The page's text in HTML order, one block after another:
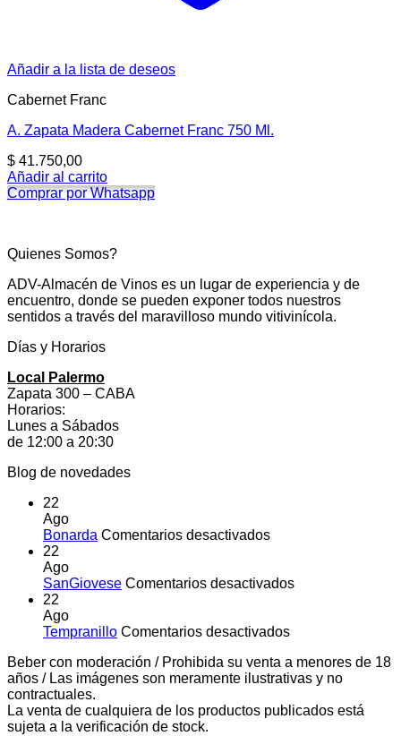
Añadir a la lista de deseos
Cabernet Franc
A. Zapata Madera Cabernet Franc 750 Ml.
$ 41.750,00
Añadir al carrito
Comprar por Whatsapp
Quienes Somos?
ADV-Almacén de Vinos es un lugar de experiencia y de
encuentro, donde se pueden exponer todos nuestros
sentidos a través del maravilloso mundo vitivinícola.
Días y Horarios
Local Palermo
Zapata 300 – CABA
Horarios:
Lunes a Sábados
de 12:00 a 20:30
Blog de novedades
22
Ago
Bonarda Comentarios desactivadosen
22
Ago
SanGiovese Comentarios desactivadosen
22
Ago
Tempranillo Comentarios desactivadosen
Beber con moderación / Prohibida su venta a menores de 18
años / Las imágenes son meramente ilustrativas y no
contractuales.
La venta de cualquiera de los productos publicados está
sujeta a la verificación de stock.